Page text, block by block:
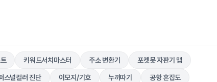
키워드서치마스터 주소 변환기 포켓못 자판기 맵
스널컬러 진단 이모지/기호 누끼따기 공항 혼잡도